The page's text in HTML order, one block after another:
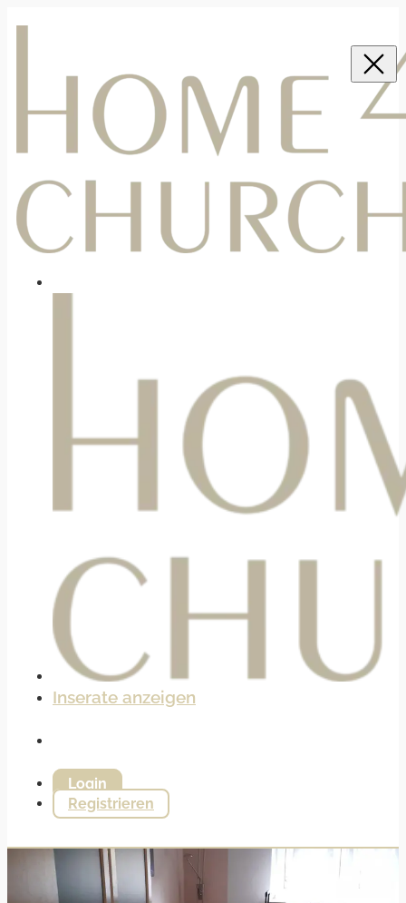
Inserate anzeigen
Login
Registrieren